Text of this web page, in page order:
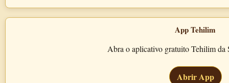
App Tehilim
Abra o aplicativo gratuito Tehilim da
Abrir App